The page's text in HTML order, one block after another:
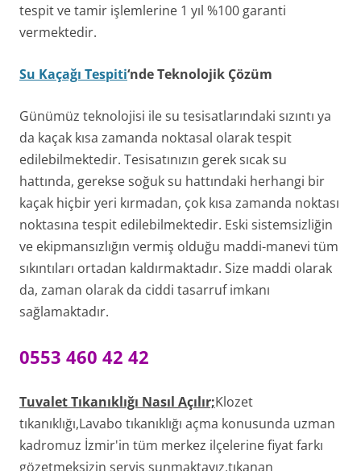
tespit ve tamir işlemlerine 1 yıl %100 garanti
vermektedir.
Su Kaçağı Tespiti‘nde Teknolojik Çözüm
Günümüz teknolojisi ile su tesisatlarındaki sızıntı ya
da kaçak kısa zamanda noktasal olarak tespit
edilebilmektedir. Tesisatınızın gerek sıcak su
hattında, gerekse soğuk su hattındaki herhangi bir
kaçak hiçbir yeri kırmadan, çok kısa zamanda noktası
noktasına tespit edilebilmektedir. Eski sistemsizliğin
ve ekipmansızlığın vermiş olduğu maddi-manevi tüm
sıkıntıları ortadan kaldırmaktadır. Size maddi olarak
da, zaman olarak da ciddi tasarruf imkanı
sağlamaktadır.
0553 460 42 42
Tuvalet Tıkanıklığı Nasıl Açılır;Klozet
tıkanıklığı,Lavabo tıkanıklığı açma konusunda uzman
kadromuz İzmir'in tüm merkez ilçelerine fiyat farkı
gözetmeksizin servis sunmaktayız,tıkanan